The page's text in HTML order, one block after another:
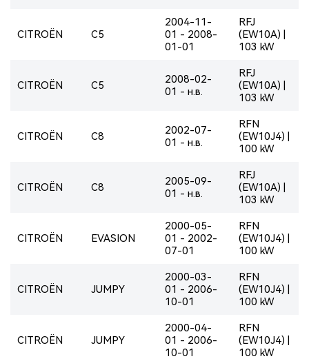
CITROËN C5
2004-11-
01 - 2008-
01-01
RFJ
(EW10A) |
103 kW
CITROËN C5
2008-02-
01 - н.в.
RFJ
(EW10A) |
103 kW
CITROËN C8
2002-07-
01 - н.в.
RFN
(EW10J4) |
100 kW
CITROËN C8
2005-09-
01 - н.в.
RFJ
(EW10A) |
103 kW
CITROËN EVASION
2000-05-
01 - 2002-
07-01
RFN
(EW10J4) |
100 kW
CITROËN JUMPY
2000-03-
01 - 2006-
10-01
RFN
(EW10J4) |
100 kW
CITROËN JUMPY
2000-04-
01 - 2006-
10-01
RFN
(EW10J4) |
100 kW